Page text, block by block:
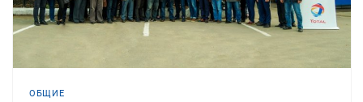
ОБЩИЕ